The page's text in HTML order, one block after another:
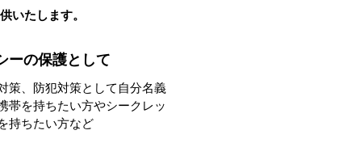
いたします。
ーの保護として
策、防犯対策として自分名義
帯を持ちたい方やシークレッ
持ちたい方など